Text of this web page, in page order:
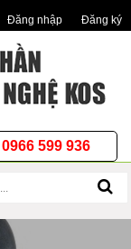
Đăng nhập Đăng ký
0966 599 936